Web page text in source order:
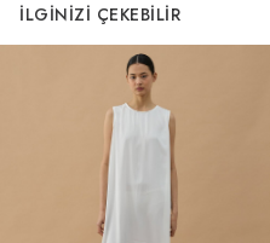
İLGİNİZİ ÇEKEBİLİR